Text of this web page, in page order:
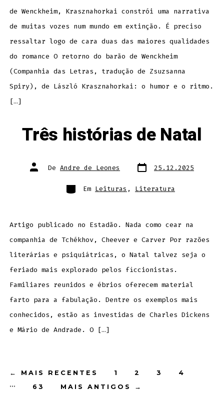
de Wenckheim, Krasznahorkai constrói uma narrativa
de muitas vozes num mundo em extinção. É preciso
ressaltar logo de cara duas das maiores qualidades
do romance O retorno do barão de Wenckheim
(Companhia das Letras, tradução de Zsuzsanna
Spiry), de László Krasznahorkai: o humor e o ritmo.
[…]
Três histórias de Natal
Autor
do De Andre de Leones Data
do
25.12.2025
Categorias
Em Leituras , Literatura
Artigo publicado no Estadão. Nada como cear na
companhia de Tchékhov, Cheever e Carver Por razões
literárias e psiquiátricas, o Natal talvez seja o
feriado mais explorado pelos ficcionistas.
Familiares reunidos e ébrios oferecem material
farto para a fabulação. Dentre os exemplos mais
conhecidos, estão as investidas de Charles Dickens
e Mário de Andrade. O […]
Paginação
← MAIS RECENTES 1 2 3
4
…
63 MAIS ANTIGOS →